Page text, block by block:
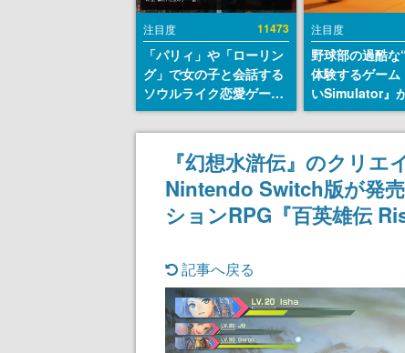
注目度 11473
「パリィ」や「ローリン
グ」で女の子と会話する
ソウルライク恋愛ゲーム
『小早川さんはソウルラ
イク』無料公開。返事に
失敗すると「YOU
DIED」
注目度
野球部の過酷な
体験するゲーム
いSimulator』
のウィッシュリ
とにチェコ語に
SNSで話題に。
ダム・カム』開
ェコのプロ野
称賛の声
『幻想水滸伝』のクリエ
Nintendo Switch版が発
ションRPG『百英雄伝
記事へ戻る